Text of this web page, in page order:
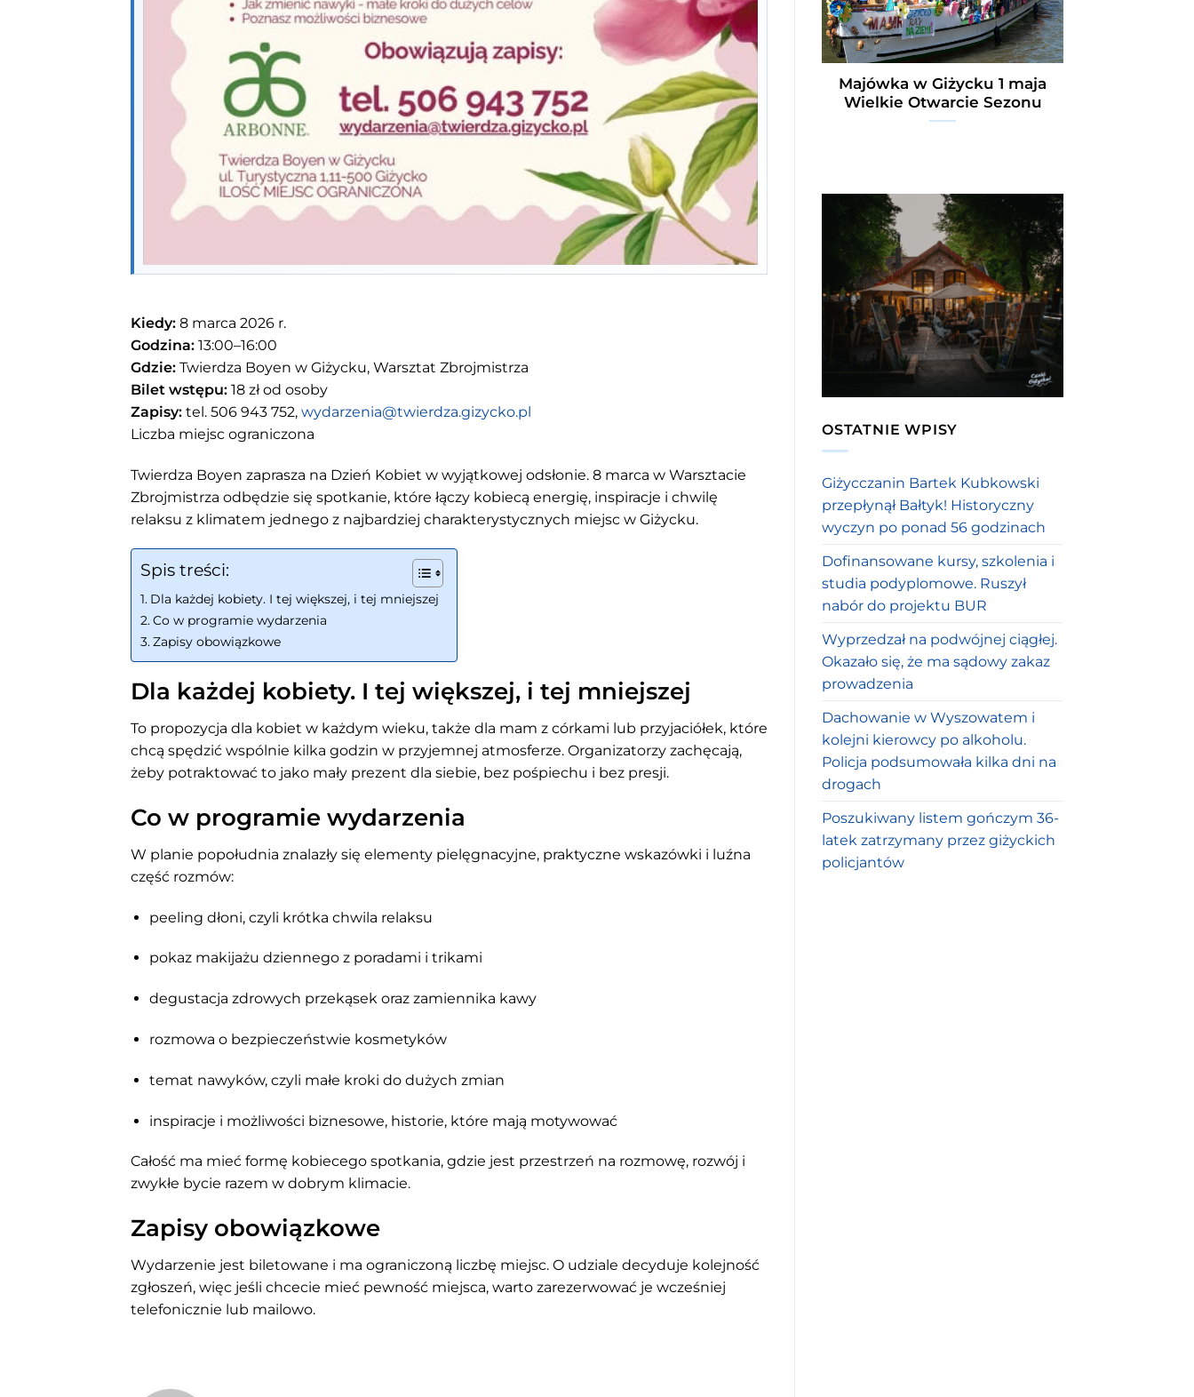
Kiedy: 8 marca 2026 r.
Godzina: 13:00–16:00
Gdzie: Twierdza Boyen w Giżycku, Warsztat Zbrojmistrza
Bilet wstępu: 18 zł od osoby
Zapisy: tel. 506 943 752, wydarzenia@twierdza.gizycko.pl
Liczba miejsc ograniczona
Twierdza Boyen zaprasza na Dzień Kobiet w wyjątkowej odsłonie. 8 marca w Warsztacie
Zbrojmistrza odbędzie się spotkanie, które łączy kobiecą energię, inspiracje i chwilę
relaksu z klimatem jednego z najbardziej charakterystycznych miejsc w Giżycku.
Spis treści:
Dla każdej kobiety. I tej większej, i tej mniejszej
Co w programie wydarzenia
Zapisy obowiązkowe
Dla każdej kobiety. I tej większej, i tej mniejszej
To propozycja dla kobiet w każdym wieku, także dla mam z córkami lub przyjaciółek, które
chcą spędzić wspólnie kilka godzin w przyjemnej atmosferze. Organizatorzy zachęcają,
żeby potraktować to jako mały prezent dla siebie, bez pośpiechu i bez presji.
Co w programie wydarzenia
W planie popołudnia znalazły się elementy pielęgnacyjne, praktyczne wskazówki i luźna
część rozmów:
peeling dłoni, czyli krótka chwila relaksu
pokaz makijażu dziennego z poradami i trikami
degustacja zdrowych przekąsek oraz zamiennika kawy
rozmowa o bezpieczeństwie kosmetyków
temat nawyków, czyli małe kroki do dużych zmian
inspiracje i możliwości biznesowe, historie, które mają motywować
Całość ma mieć formę kobiecego spotkania, gdzie jest przestrzeń na rozmowę, rozwój i
zwykłe bycie razem w dobrym klimacie.
Zapisy obowiązkowe
Wydarzenie jest biletowane i ma ograniczoną liczbę miejsc. O udziale decyduje kolejność
zgłoszeń, więc jeśli chcecie mieć pewność miejsca, warto zarezerwować je wcześniej
telefonicznie lub mailowo.
Majówka w Giżycku 1 maja
Wielkie Otwarcie Sezonu
OSTATNIE WPISY
Giżycczanin Bartek Kubkowski
przepłynął Bałtyk! Historyczny
wyczyn po ponad 56 godzinach
Dofinansowane kursy, szkolenia i
studia podyplomowe. Ruszył
nabór do projektu BUR
Wyprzedzał na podwójnej ciągłej.
Okazało się, że ma sądowy zakaz
prowadzenia
Dachowanie w Wyszowatem i
kolejni kierowcy po alkoholu.
Policja podsumowała kilka dni na
drogach
Poszukiwany listem gończym 36-
latek zatrzymany przez giżyckich
policjantów